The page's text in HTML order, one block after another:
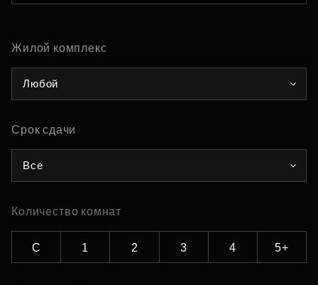
Жилой комплекс
Любой
Срок сдачи
Все
Количество комнат
С 1 2 3 4 5+